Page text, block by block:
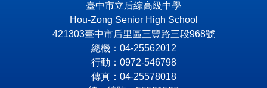
臺中市立后綜高級中學
Hou-Zong Senior High School
421303臺中市后里區三豐路三段968號
總機：04-25562012
行動：0972-546798
傳真：04-25578018